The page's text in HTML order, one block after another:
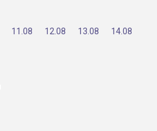
11.08 12.08 13.08 14.08